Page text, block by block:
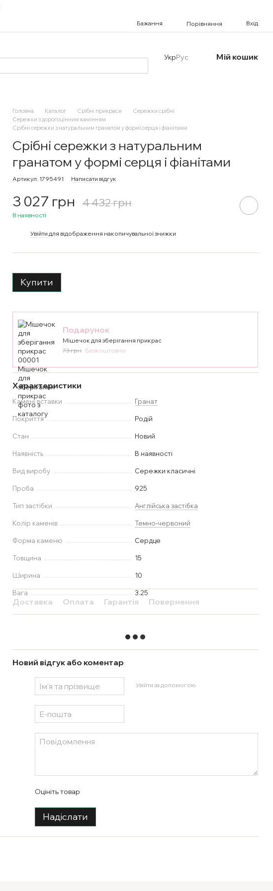
Бажання Порівняння Вхід
УкрРус Мій кошик
Головна Каталог Срібні прикраси
Сережки срібні
Сережки з дорогоцінним камінням
Срібні сережки з натуральним гранатом у формі серця і фіанітами
Срібні сережки з натуральним
гранатом у формі серця і фіанітами
Артикул: 1795491 Написати відгук
3 027 грн 4 432 грн
В наявності
Увійти для відображення накопичувальної знижки
Купити
Подарунок
Мішечок для зберігання прикрас
73 грн безкоштовно
Характеристики
Камені вставки Гранат
Покриття Родій
Стан Новий
Наявність В наявності
Вид виробу Сережки класичні
Проба 925
Тип застібки Англійська застібка
Колір каменів Темно-червоний
Форма каменю Сердце
Товщина 15
Ширина 10
Вага 3.25
Доставка Оплата Гарантія Повернення
Новий відгук або коментар
Увійти за допомогою
Оцініть товар
Надіслати